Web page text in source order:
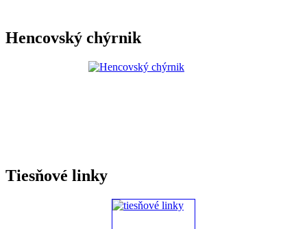
Hencovský chýrnik
Tiesňové linky